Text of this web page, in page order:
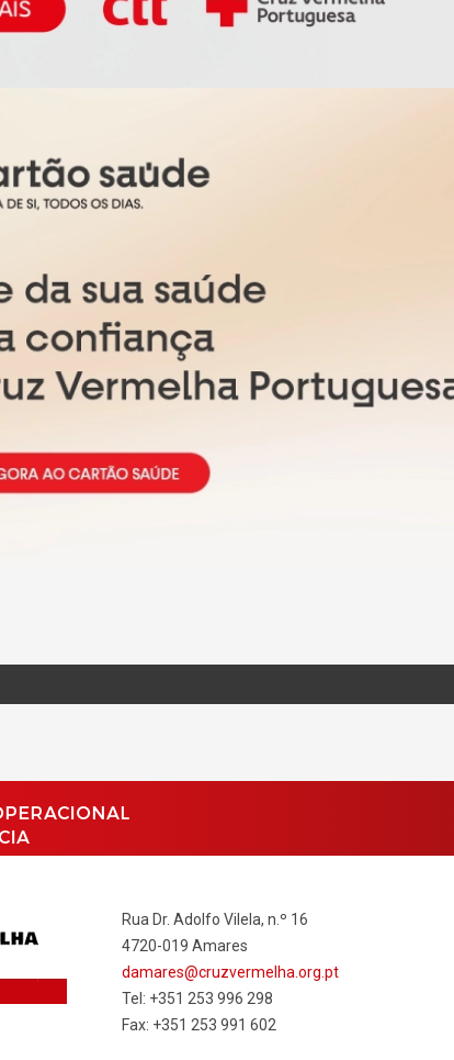
Rua Dr. Adolfo Vilela, n.º 16
4720-019 Amares
damares@cruzvermelha.org.pt
Tel: +351 253 996 298
Fax: +351 253 991 602